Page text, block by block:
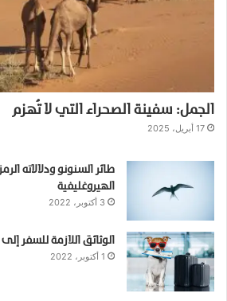
الجمل: سفينة الصحراء التي لا تُهزم
17 أبريل، 2025
طائر السنونو ودلالاته
الهيروغليفية
3 أكتوبر، 2022
الوثائق اللازمة للسفر
1 أكتوبر، 2022